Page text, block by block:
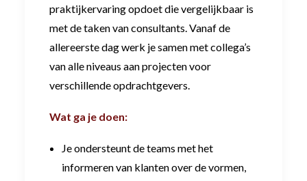
praktijkervaring opdoet die vergelijkbaar is
met de taken van consultants. Vanaf de
allereerste dag werk je samen met collega’s
van alle niveaus aan projecten voor
verschillende opdrachtgevers.
Wat ga je doen:
Je ondersteunt de teams met het
informeren van klanten over de vormen,